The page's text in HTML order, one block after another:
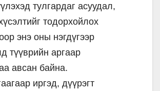
тулгардаг асуудал,
тодорхойлох
энэ оны нэгдүгээр
түүврийн аргаар
авсан байна.
иргэд, дүүрэгт